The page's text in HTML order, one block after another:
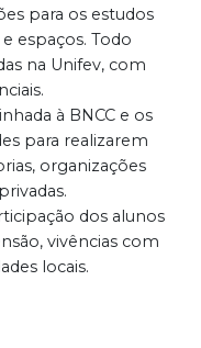
para os estudos
espaços. Todo
na Unifev, com
à BNCC e os
para realizarem
organizações
dos alunos
vivências com
locais.